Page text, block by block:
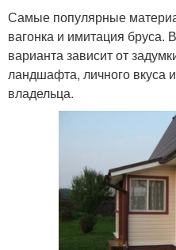
Самые популярные
вагонка и имитация бруса.
варианта зависит от
ландшафта, личного вкуса
владельца.